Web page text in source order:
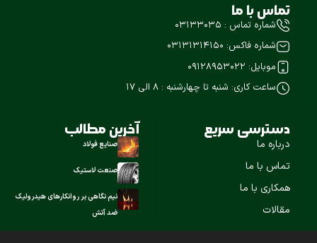
تماس با ما
شماره تماس : ۰۳۱۳۳۰۳۵
شماره فاکس: ۰۳۱۳۱۳۱۴۱۵۰
موبایل: 09128953022
ساعت کاری: شنبه تا چهارشنبه : ۸ الی 17
دسترسی سریع
درباره ما
تماس با ما
همکاری با ما
مقالات
آخرین مطالب
صنایع فولاد
صنعت لاستیک
نیم نگاهی بر روانکارهای هیدرولیک
ضد آتش